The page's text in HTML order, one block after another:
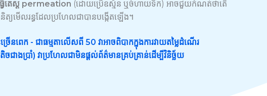
វើតេស្ត permeation (ដោយប្រើឧស្ម័ន ឬចំហាយទឹក) អាចជួយកំណត់ថាតើ
ត្យមើលរន្ធដែលប្រហែលជាបានបង្កើតឡើង។
នពេក - ជាធម្មតាលើសពី 50 វាអាចពិបាកក្នុងការវាយតម្លៃដំណើរ
ជាងប្រាំ) វាប្រហែលជាមិនផ្តល់ព័ត៌មានគ្រប់គ្រាន់ដើម្បីវិនិច្ឆ័យ